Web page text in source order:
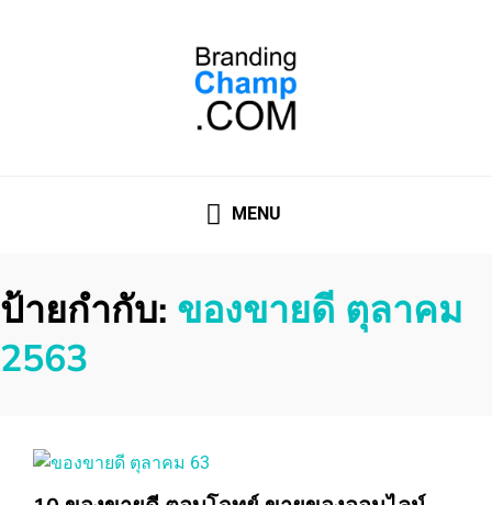
MENU
ป้ายกำกับ: ของขายดี ตุลาคม
2563